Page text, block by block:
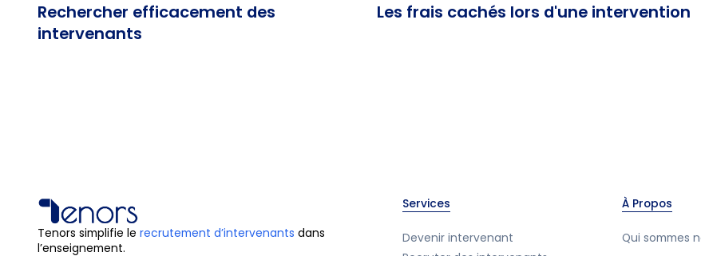
Rechercher efficacement des
intervenants
Les frais cachés lors d'une intervention
Tenors simplifie lerecrutement d’intervenants dans
l’enseignement.
Services
Devenir intervenant
À Propos
Qui sommes